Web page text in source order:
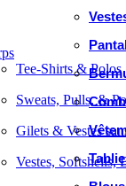
Tee-Shirts & Polos
Sweats, Pulls, &
Gilets & Vestes
Vestes, Softshells,